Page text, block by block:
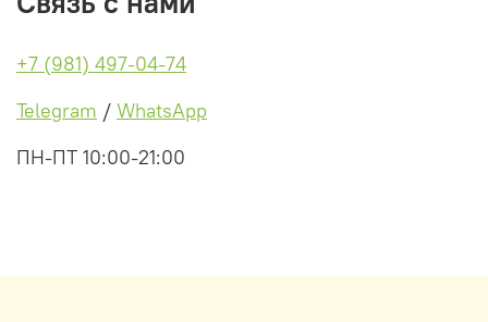
+7 (981) 497-04-74
Telegram / WhatsApp
ПН-ПТ 10:00-21:00